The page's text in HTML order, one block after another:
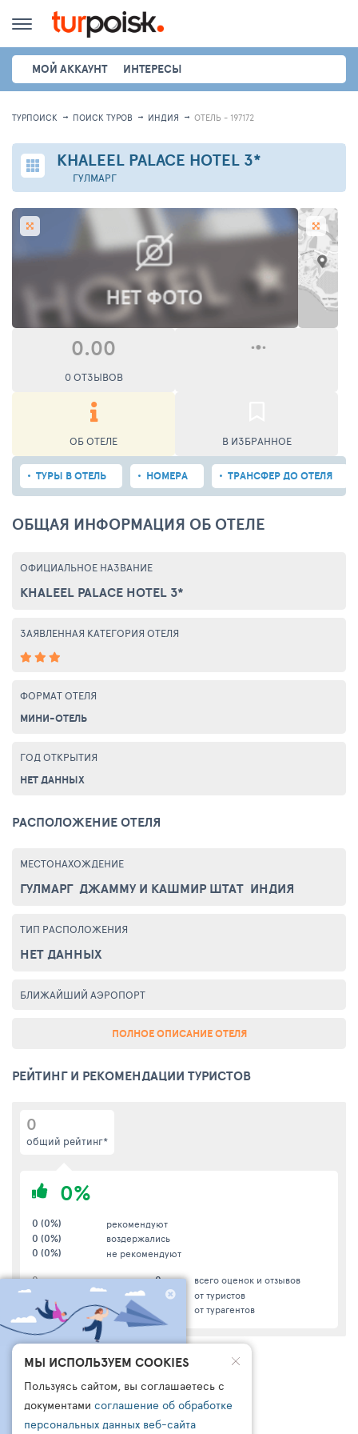
МОЙ АККАУНТ ИНТЕРЕСЫ
ТУРПОИСК ПОИСК ТУРОВ ИНДИЯ ОТЕЛЬ - 197172
KHALEEL PALACE HOTEL 3*
ГУЛМАРГ
0.00
0 ОТЗЫВОВ
ОБ ОТЕЛЕ В ИЗБРАННОЕ
ТУРЫ В ОТЕЛЬ НОМЕРА ТРАНСФЕР ДО ОТЕЛЯ
ОБЩАЯ ИНФОРМАЦИЯ ОБ ОТЕЛЕ
ОФИЦИАЛЬНОЕ НАЗВАНИЕ
KHALEEL PALACE HOTEL 3*
ЗАЯВЛЕННАЯ КАТЕГОРИЯ ОТЕЛЯ
ФОРМАТ ОТЕЛЯ
МИНИ-ОТЕЛЬ
ГОД ОТКРЫТИЯ
НЕТ ДАННЫХ
РАСПОЛОЖЕНИЕ ОТЕЛЯ
МЕСТОНАХОЖДЕНИЕ
ГУЛМАРГ ДЖАММУ И КАШМИР ШТАТ ИНДИЯ
ТИП РАСПОЛОЖЕНИЯ
НЕТ ДАННЫХ
БЛИЖАЙШИЙ АЭРОПОРТ
ПОЛНОЕ ОПИСАНИЕ ОТЕЛЯ
РЕЙТИНГ И РЕКОМЕНДАЦИИ ТУРИСТОВ
0
общий рейтинг*
0%
0 (0%) рекомендуют
0 (0%) воздержались
0 (0%) не рекомендуют
0 размещение
сервис
0 питание
0 всего оценок и отзывов
от туристов
от турагентов
ЧТО БРОНИРУЮТ
ДРУГИЕ СЕГОДНЯ?
ПОДПИШИСЬ НА НАШ
КАНАЛ В ТЕЛЕГРАМ
МЫ ИСПОЛЬЗУЕМ COOKIES
Пользуясь сайтом, вы соглашаетесь с
документами соглашение об обработке
персональных данных веб-сайта